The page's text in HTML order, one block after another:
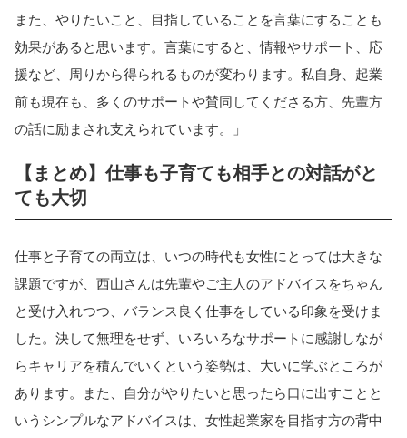
また、やりたいこと、目指していることを言葉にすることも
効果があると思います。言葉にすると、情報やサポート、応
援など、周りから得られるものが変わります。私自身、起業
前も現在も、多くのサポートや賛同してくださる方、先輩方
の話に励まされ支えられています。」
【まとめ】仕事も子育ても相手との対話がと
ても大切
仕事と子育ての両立は、いつの時代も女性にとっては大きな
課題ですが、西山さんは先輩やご主人のアドバイスをちゃん
と受け入れつつ、バランス良く仕事をしている印象を受けま
した。決して無理をせず、いろいろなサポートに感謝しなが
らキャリアを積んでいくという姿勢は、大いに学ぶところが
あります。また、自分がやりたいと思ったら口に出すことと
いうシンプルなアドバイスは、女性起業家を目指す方の背中